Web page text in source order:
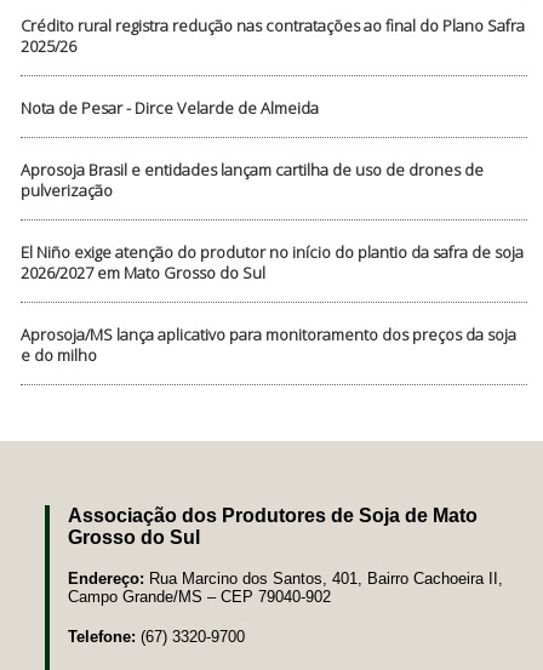
Crédito rural registra redução nas contratações ao final do Plano Safra
2025/26
Nota de Pesar - Dirce Velarde de Almeida
Aprosoja Brasil e entidades lançam cartilha de uso de drones de
pulverização
El Niño exige atenção do produtor no início do plantio da safra de soja
2026/2027 em Mato Grosso do Sul
Aprosoja/MS lança aplicativo para monitoramento dos preços da soja
e do milho
Associação dos Produtores de Soja de Mato
Grosso do Sul
Endereço: Rua Marcino dos Santos, 401, Bairro Cachoeira II,
Campo Grande/MS – CEP 79040-902
Telefone: (67) 3320-9700